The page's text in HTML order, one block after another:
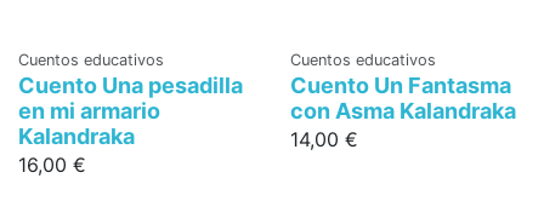
Cuentos educativos
Cuento Una pesadilla
en mi armario
Kalandraka
16,00 €
Cuentos educativos
Cuento Un Fantasma
con Asma Kalandraka
14,00 €